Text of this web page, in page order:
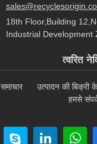
18th Floor,Building
Industrial Development
त्वरित
समाचार उत्पादन की बिक्री
हमसे